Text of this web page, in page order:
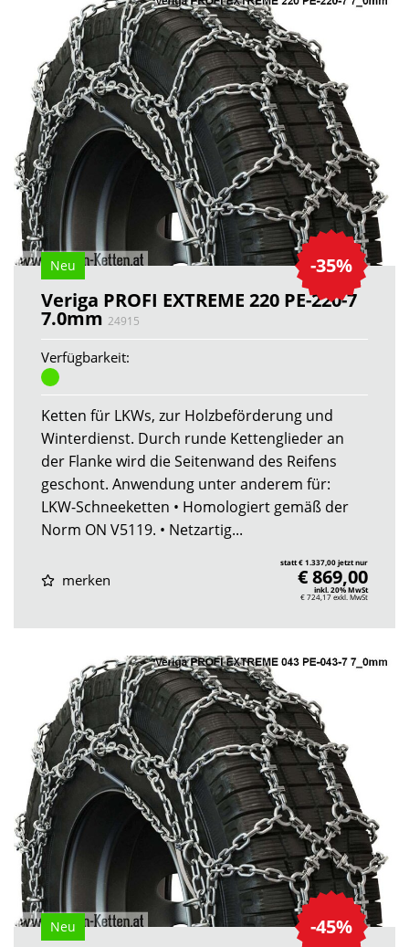
-35%
Neu
Veriga PROFI EXTREME 220 PE-220-7
7.0mm 24915
Verfügbarkeit:
Ketten für LKWs, zur Holzbeförderung und
Winterdienst. Durch runde Kettenglieder an
der Flanke wird die Seitenwand des Reifens
geschont. Anwendung unter anderem für:
LKW-Schneeketten • Homologiert gemäß der
Norm ON V5119. • Netzartig...
merken
statt € 1.337,00 jetzt nur
€ 869,00
inkl. 20% MwSt
€ 724,17exkl. MwSt
-45%
Neu